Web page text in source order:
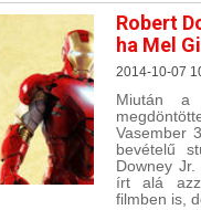
Robert
ha Mel
2014-10-07
Miután a
Vasember
bevételű
Downey
írt alá
filmben is,